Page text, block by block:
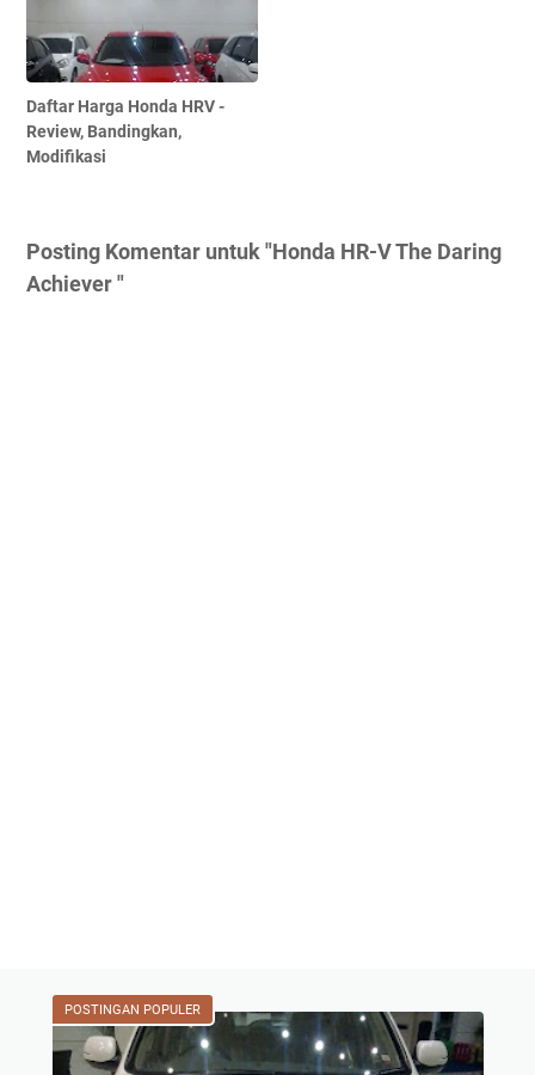
Daftar Harga Honda HRV -
Review, Bandingkan,
Modifikasi
Posting Komentar untuk "Honda HR-V The Daring
Achiever "
POSTINGAN POPULER